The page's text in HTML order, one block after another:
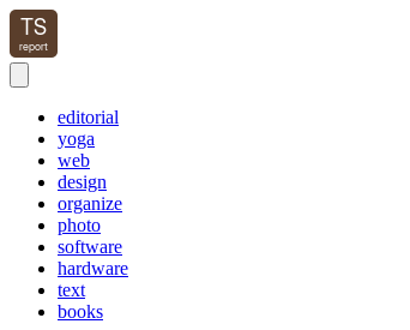
editorial
yoga
web
design
organize
photo
software
hardware
text
books